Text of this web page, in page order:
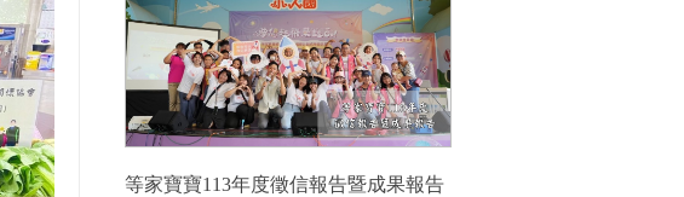
等家寶寶113年度徵信報告暨成果報告